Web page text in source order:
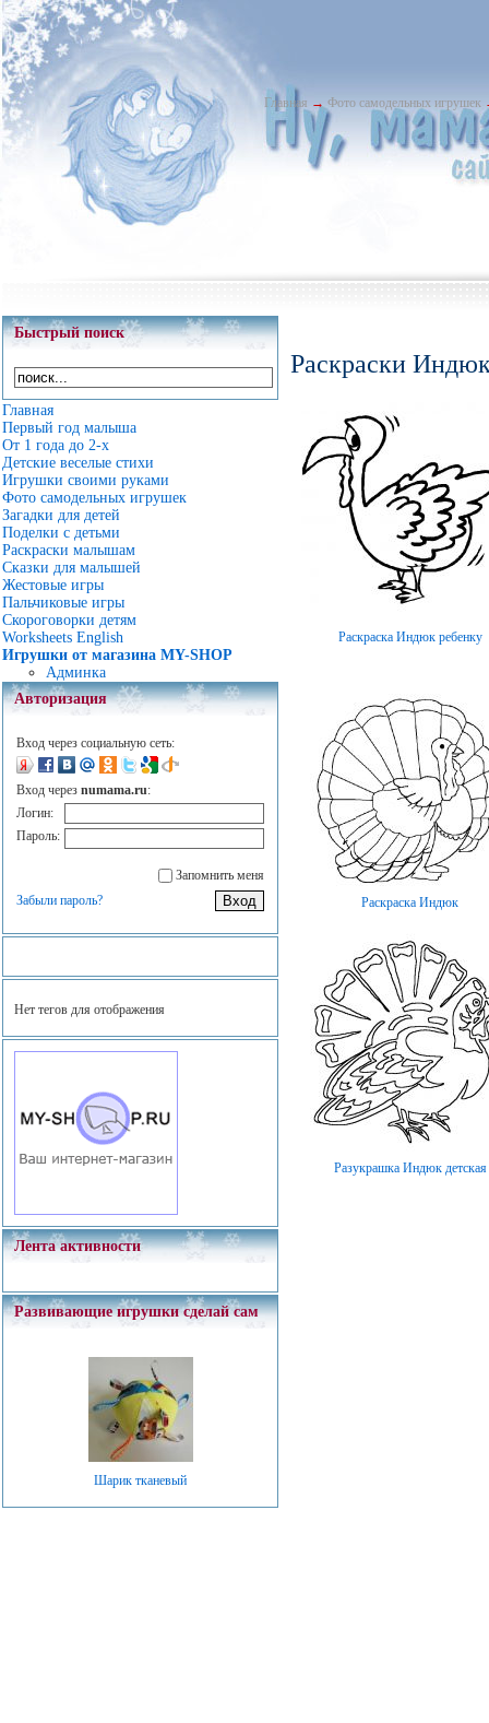
Главная → Фото самодельных игрушек
Быстрый поиск
Главная
Первый год малыша
От 1 года до 2-х
Детские веселые стихи
Игрушки своими руками
Фото самодельных игрушек
Загадки для детей
Поделки с детьми
Раскраски малышам
Сказки для малышей
Жестовые игры
Пальчиковые игры
Скороговорки детям
Worksheets English
Игрушки от магазина MY-SHOP
Админка
Авторизация
Вход через социальную сеть:
Вход через numama.ru:
Логин:
Пароль:
Запомнить меня
Забыли пароль?
Нет тегов для отображения
Лента активности
Развивающие игрушки сделай сам
Шарик тканевый
Раскраски
Раскраска Индюк ребенку
Раскраска Индюк
Разукрашка Индюк детская